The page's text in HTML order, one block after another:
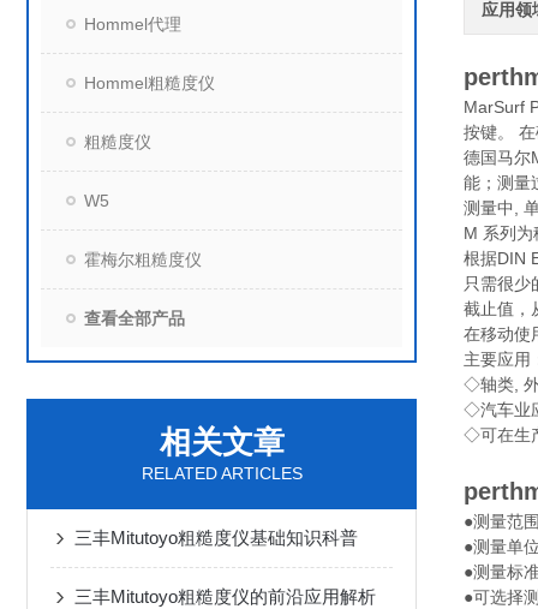
Hommel代理
Hommel粗糙度仪
粗糙度仪
W5
霍梅尔粗糙度仪
查看全部产品
相关文章
RELATED ARTICLES
三丰Mitutoyo粗糙度仪基础知识科普
三丰Mitutoyo粗糙度仪的前沿应用解析
应用领
MarSurf
按键。
德国马尔
能；测量
测量中,
M 系列为
根据DIN
只需很少
截止值，
在移动使
主要应用
◇轴类,
◇汽车业
◇可在生
●测量范
●测量单
●测量标
●可选择